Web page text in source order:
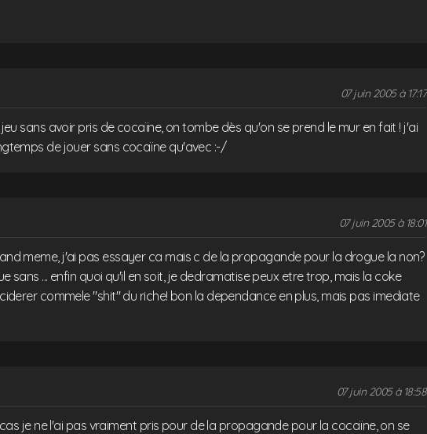
07 juin 2005 à 17:17
sans avoir pris de cocaïne, on tombe dès qu'on se prend le mur en fait ! j'ai
de jouer sans cocaïne qu'avec :-/
07 juin 2005 à 18:01
meme, j'ai pas essayer ca mais c de la propagande pour la drogue la non?
sans ... enfin quoi qu'il en soit, je dedramatise peux etre trop, mais la coke
commele "shit" du riche! bon la dependance en plus, mais pas imediate
07 juin 2005 à 18:58
je ne l'ai pas vraiment pris pour de la propagande pour la cocaïne, on se